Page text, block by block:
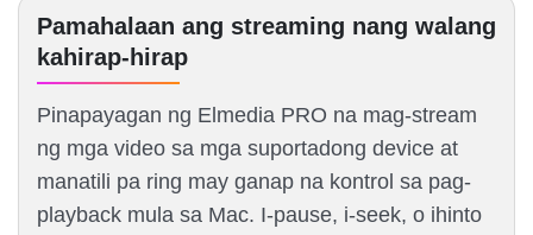
Pamahalaan ang streaming nang walang
kahirap-hirap
Pinapayagan ng Elmedia PRO na mag-stream
ng mga video sa mga suportadong device at
manatili pa ring may ganap na kontrol sa pag-
playback mula sa Mac. I-pause, i-seek, o ihinto